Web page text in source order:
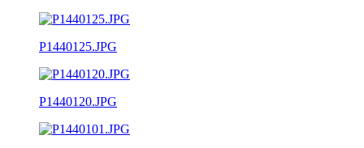
P1440125.JPG
P1440120.JPG